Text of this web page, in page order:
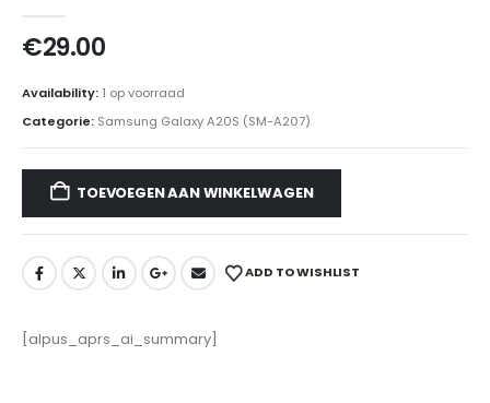
€29.00
Availability: 1 op voorraad
Categorie: Samsung Galaxy A20S (SM-A207)
TOEVOEGEN AAN WINKELWAGEN
ADD TO WISHLIST
[alpus_aprs_ai_summary]